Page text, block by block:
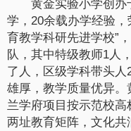
黄金实验小学创办
学，20余载办学经验，
育教学科研先进学校”
队，其中特级教师1人
了人，区级学科带头
雄厚，教学质量优异
兰学府项目按示范校
两址教育矩阵，文化